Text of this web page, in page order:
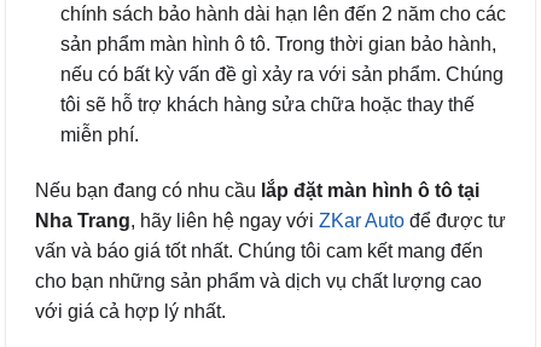
chính sách bảo hành dài hạn lên đến 2 năm cho các
sản phẩm màn hình ô tô. Trong thời gian bảo hành,
nếu có bất kỳ vấn đề gì xảy ra với sản phẩm. Chúng
tôi sẽ hỗ trợ khách hàng sửa chữa hoặc thay thế
miễn phí.
Nếu bạn đang có nhu cầu lắp đặt màn hình ô tô tại
Nha Trang, hãy liên hệ ngay với ZKar Auto để được tư
vấn và báo giá tốt nhất. Chúng tôi cam kết mang đến
cho bạn những sản phẩm và dịch vụ chất lượng cao
với giá cả hợp lý nhất.